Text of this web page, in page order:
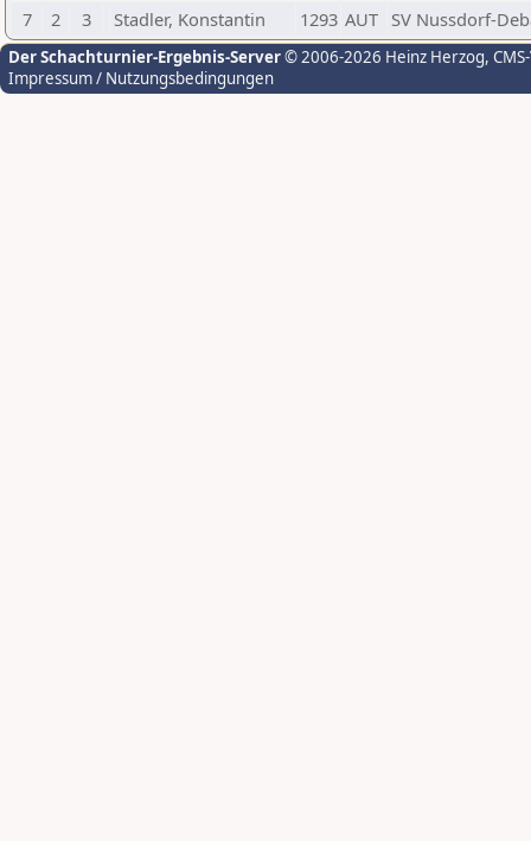
7
2 3 Stadler, Konstantin 1293 AUT SV Nussdorf-
Der Schachturnier-Ergebnis-Server© 2006-2026 Heinz Herzog,
Impressum / Nutzungsbedingungen